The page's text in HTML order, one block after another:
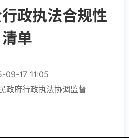
政执法合规性
清单
09-17 11:05
政府行政执法协调监督